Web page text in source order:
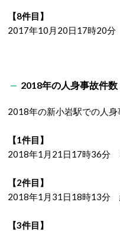
【8件目】
2017年10月20日17時20
2018年の人身事故件
2018年の新小岩駅での人身
【1件目】
2018年1月21日17時36分
【2件目】
2018年1月31日18時13分
【3件目】